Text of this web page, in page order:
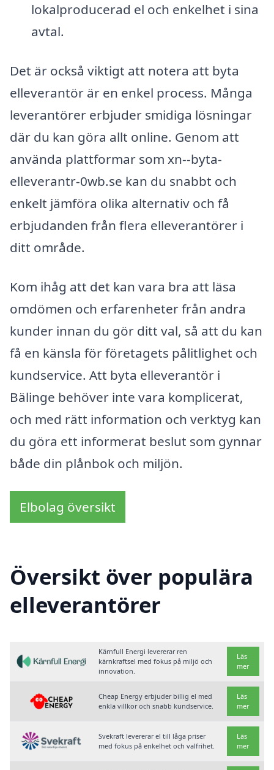
lokalproducerad el och enkelhet i sina
avtal.
Det är också viktigt att notera att byta
elleverantör är en enkel process. Många
leverantörer erbjuder smidiga lösningar
där du kan göra allt online. Genom att
använda plattformar som xn--byta-
elleverantr-0wb.se kan du snabbt och
enkelt jämföra olika alternativ och få
erbjudanden från flera elleverantörer i
ditt område.
Kom ihåg att det kan vara bra att läsa
omdömen och erfarenheter från andra
kunder innan du gör ditt val, så att du kan
få en känsla för företagets pålitlighet och
kundservice. Att byta elleverantör i
Bälinge behöver inte vara komplicerat,
och med rätt information och verktyg kan
du göra ett informerat beslut som gynnar
både din plånbok och miljön.
Elbolag översikt
Översikt över populära
elleverantörer
Kärnfull Energi levererar ren
kärnkraftsel med fokus på miljö och
innovation.
Läs
mer
Cheap Energy erbjuder billig el med
enkla villkor och snabb kundservice.
Läs
mer
Svekraft levererar el till låga priser
med fokus på enkelhet och valfrihet.
Läs
mer